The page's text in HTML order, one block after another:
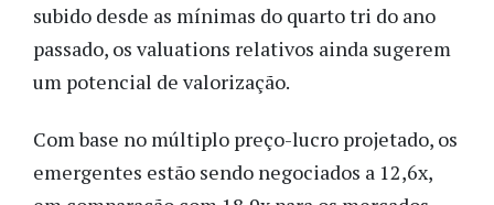
subido desde as mínimas do quarto tri do ano
passado, os valuations relativos ainda sugerem
um potencial de valorização.
Com base no múltiplo preço-lucro projetado, os
emergentes estão sendo negociados a 12,6x,